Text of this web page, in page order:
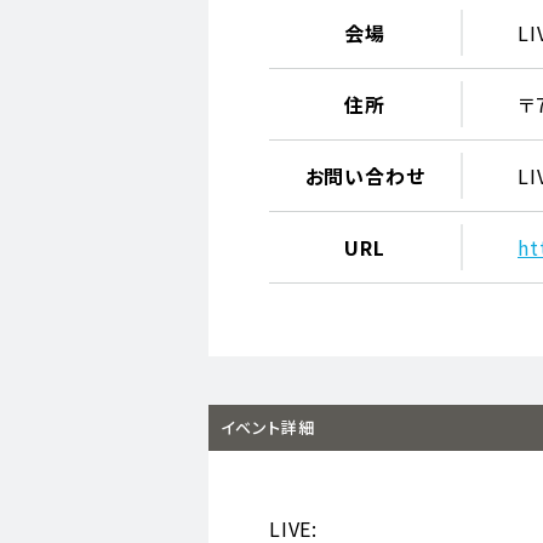
会場
住所
お問い合わせ
URL
イベント詳細
LIVE: